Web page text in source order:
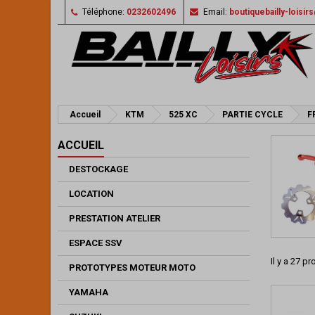
Téléphone: 0232602496 Email: boutiquebailly-
Accueil KTM 525 XC PARTIE CYCLE
ACCUEIL
DESTOCKAGE
LOCATION
PRESTATION ATELIER
ESPACE SSV
PROTOTYPES MOTEUR MOTO
YAMAHA
Il y a 27